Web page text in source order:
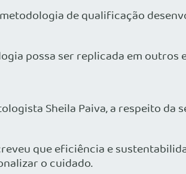
de qualificação
possa ser replicada em outros
Sheila Paiva, a respeito da
que eficiência e
o cuidado.